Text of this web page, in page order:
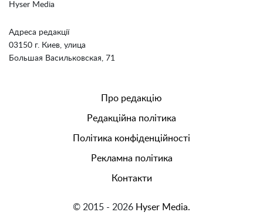
Hyser Media
Адреса редакції
03150 г. Киев, улица
Большая Васильковская, 71
Про редакцію
Редакційна політика
Політика конфіденційності
Рекламна політика
Контакти
© 2015 - 2026 Hyser Media.